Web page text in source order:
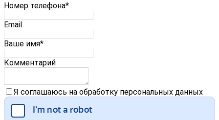
Номер телефона*
Email
Ваше имя*
Комментарий
Я соглашаюсь на обработку персональных данных